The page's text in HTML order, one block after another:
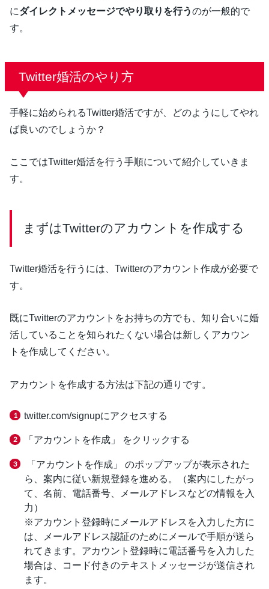
にダイレクトメッセージでやり取りを行うのが一般的で
す。
Twitter婚活のやり方
手軽に始められるTwitter婚活ですが、どのようにしてやれ
ば良いのでしょうか？
ここではTwitter婚活を行う手順について紹介していきま
す。
まずはTwitterのアカウントを作成する
Twitter婚活を行うには、Twitterのアカウント作成が必要で
す。
既にTwitterのアカウントをお持ちの方でも、知り合いに婚
活していることを知られたくない場合は新しくアカウン
トを作成してください。
アカウントを作成する方法は下記の通りです。
twitter.com/signupにアクセスする
「アカウントを作成」 をクリックする
「アカウントを作成」 のポップアップが表示された
ら、案内に従い新規登録を進める。（案内にしたがっ
て、名前、電話番号、メールアドレスなどの情報を入
力）
※アカウント登録時にメールアドレスを入力した方に
は、メールアドレス認証のためにメールで手順が送ら
れてきます。アカウント登録時に電話番号を入力した
場合は、コード付きのテキストメッセージが送信され
ます。